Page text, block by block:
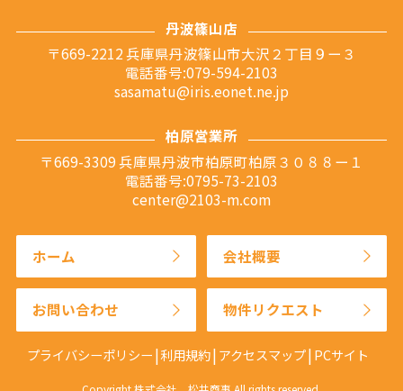
丹波篠山店
〒669-2212 兵庫県丹波篠山市大沢２丁目９ー３
電話番号:079-594-2103
sasamatu@iris.eonet.ne.jp
柏原営業所
〒669-3309 兵庫県丹波市柏原町柏原３０８８ー１
電話番号:0795-73-2103
center@2103-m.com
ホーム 会社概要
お問い合わせ 物件リクエスト
プライバシーポリシー 利用規約 アクセスマップ PCサイト